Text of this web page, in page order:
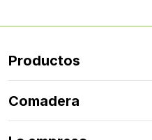
Productos
Suelos Exteriores
Revestimientos Exteriores
Revestimientos Interiores
Comadera